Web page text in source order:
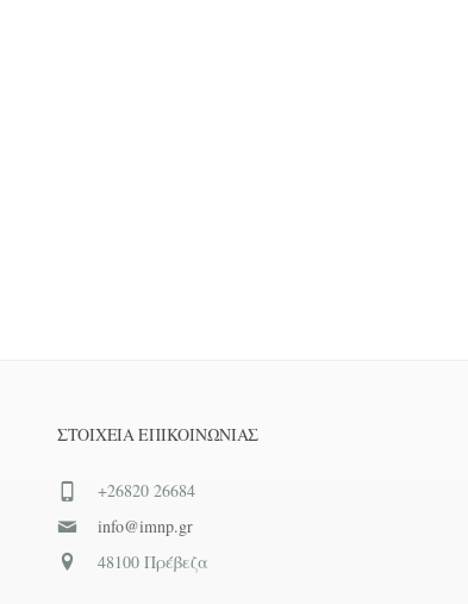
ΣΤΟΙΧΕΊΑ ΕΠΙΚΟΙΝΩΝΊΑΣ
+26820 26684
info@imnp.gr
48100 Πρέβεζα